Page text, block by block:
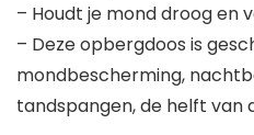
– Houdt je mond droog en
– Deze opbergdoos is
mondbescherming,
tandspangen, de helft van